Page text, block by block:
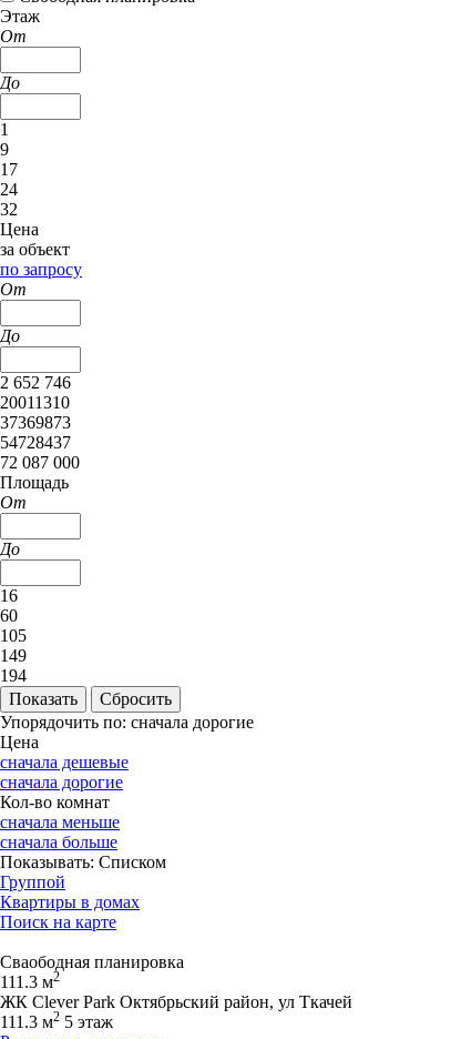
Этаж
От
До
1
9
17
24
32
Цена
за объект
по запросу
От
До
2 652 746
20011310
37369873
54728437
72 087 000
Площадь
От
До
16
60
105
149
194
Упорядочить по: сначала дорогие
Цена
сначала дешевые
сначала дорогие
Кол-во комнат
сначала меньше
сначала больше
Показывать: Списком
Группой
Квартиры в домах
Поиск на карте
Сваободная планировка
111.3 м2
ЖК Clever Park Октябрьский район, ул Ткачей
111.3 м2 5 этаж